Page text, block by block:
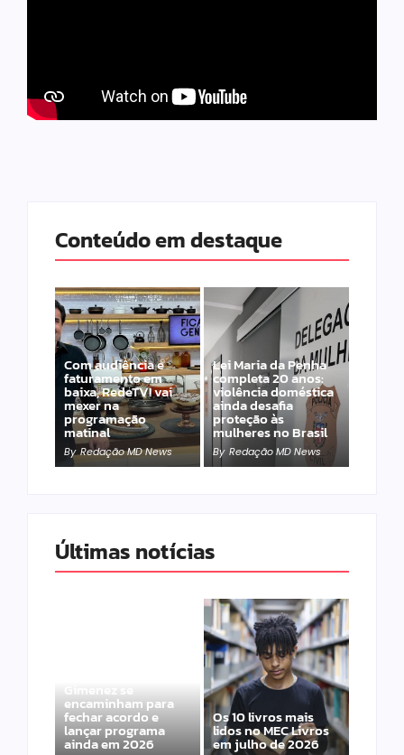
Conteúdo em destaque
Com audiência e
faturamento em
baixa, RedeTV! vai
mexer na
programação
matinal
By Redação MD News
Lei Maria da Penha
completa 20 anos:
violência doméstica
ainda desafia
proteção às
mulheres no Brasil
By Redação MD News
Últimas notícias
Gimenez se
encaminham para
fechar acordo e
lançar programa
ainda em 2026
Os 10 livros mais
lidos no MEC Livros
em julho de 2026